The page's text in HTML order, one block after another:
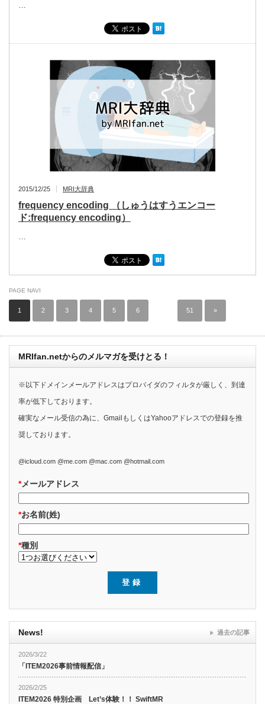
…
2015/12/25 MRI大辞典
frequency encoding （しゅうはすうエンコー
ド:frequency encoding）
…
PAGE NAVI
1 2 3 4 5 6 51 »
MRIfan.netからのメルマガを受けとる！
※以下ドメインメールアドレスはプロバイダのフィルタが厳しく、到達
率が低下しております。
確実なメール受信の為に、GmailもしくはYahooアドレスでの登録を推
奨しております。
@icloud.com @me.com @mac.com @hotmail.com
*メールアドレス
*お名前(姓)
*種別
News!
2026/3/22
「ITEM2026事前情報配信」
2026/2/25
ITEM2026 特別企画 Let’s体験！！ SwiftMR
過去の記事